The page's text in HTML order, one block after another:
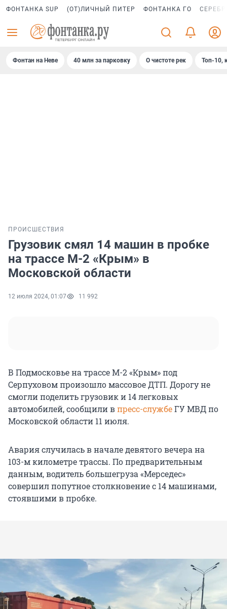
ФОНТАНКА SUP (ОТ)ЛИЧНЫЙ ПИТЕР ФОНТАНКА ГО
Фонтан на Неве 40 млн за парковку О чистоте рек Топ-10,
ПРОИСШЕСТВИЯ
Грузовик смял 14 машин в пробке
на трассе М-2 «Крым» в
Московской области
12 июля 2024, 01:07 11 992
В Подмосковье на трассе М-2 «Крым» под
Серпуховом произошло массовое ДТП. Дорогу не
смогли поделить грузовик и 14 легковых
автомобилей, сообщили впресс-службеГУ МВД по
Московской области 11 июля.
Авария случилась в начале девятого вечера на
103-м километре трассы. По предварительным
данным, водитель большегруза «Мерседес»
совершил попутное столкновение с 14 машинами,
стоявшими в пробке.